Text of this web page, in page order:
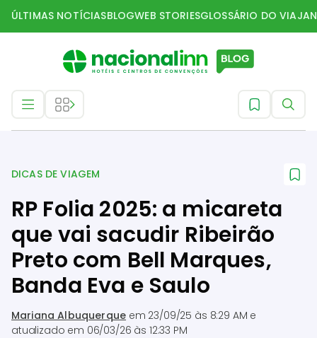
ÚLTIMAS NOTÍCIASBLOGWEB STORIESGLOSSÁRIO DO
DICAS DE VIAGEM
RP Folia 2025: a micareta
que vai sacudir Ribeirão
Preto com Bell Marques,
Banda Eva e Saulo
Mariana Albuquerque em 23/09/25 às 8:29 AM e
atualizado em 06/03/26 às 12:33 PM